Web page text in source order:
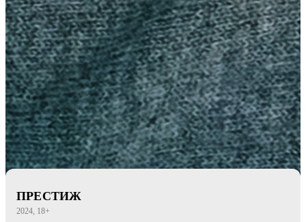
ПРЕСТИЖ
2024, 18+